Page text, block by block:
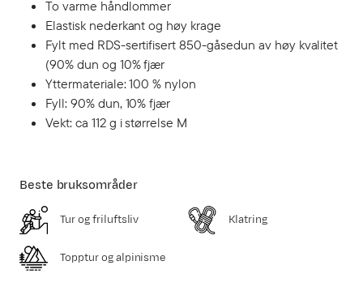
To varme håndlommer
Elastisk nederkant og høy krage
Fylt med RDS-sertifisert 850-gåsedun av høy kvalitet
(90% dun og 10% fjær
Yttermateriale: 100 % nylon
Fyll: 90% dun, 10% fjær
Vekt: ca 112 g i størrelse M
Beste bruksområder
Tur og friluftsliv Klatring
Topptur og alpinisme